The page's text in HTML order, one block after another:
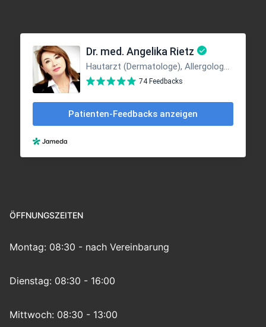
ÖFFNUNGSZEITEN
Montag: 08:30 - nach Vereinbarung
Dienstag: 08:30 - 16:00
Mittwoch: 08:30 - 13:00